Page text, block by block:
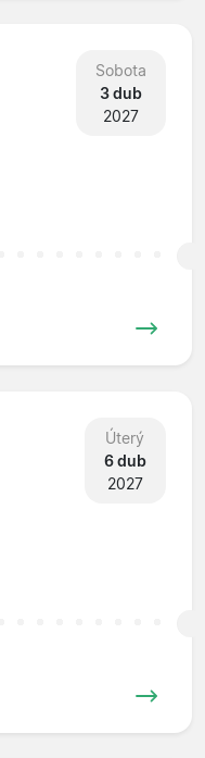
Sobota
3 dub
2027
Úterý
6 dub
2027